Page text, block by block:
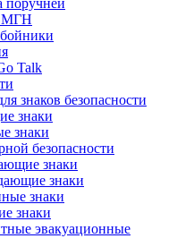
поручней
МГН
Talk
знаков безопасности
знаки
знаки
безопасности
знаки
знаки
знаки
знаки
эвакуационные